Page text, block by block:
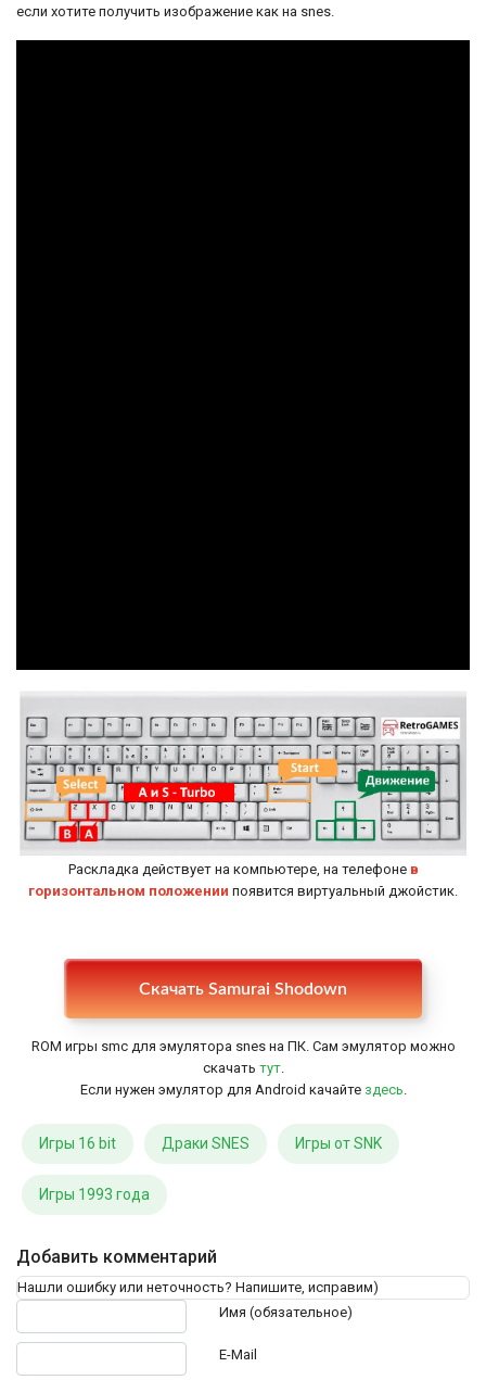
если хотите получить изображение как на snes.
Раскладка действует на компьютере, на телефоне в
горизонтальном положении появится виртуальный джойстик.
Скачать Samurai Shodown
ROM игры smc для эмулятора snes на ПК. Сам эмулятор можно
скачать тут.
Если нужен эмулятор для Android качайте здесь.
Игры 16 bit Драки SNES Игры от SNK
Игры 1993 года
Добавить комментарий
Нашли ошибку или неточность? Напишите, исправим)
Имя (обязательное)
E-Mail